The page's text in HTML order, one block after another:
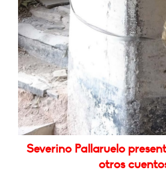
Severino Pallaruelo
otros